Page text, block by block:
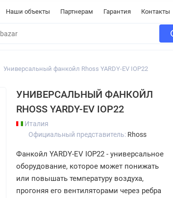
Наши объекты Партнерам Гарантия Контакты
Универсальный фанкойл Rhoss YARDY-EV IOP22
УНИВЕРСАЛЬНЫЙ ФАНКОЙЛ
RHOSS YARDY-EV IOP22
Италия
Официальный представитель: Rhoss
Фанкойл YARDY-EV IOP22 - универсальное
оборудование, которое может понижать
или повышать температуру воздуха,
прогоняя его вентиляторами через ребра